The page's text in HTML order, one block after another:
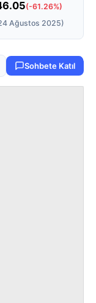
(-61.26%)
Ağustos 2025)
Sohbete Katıl